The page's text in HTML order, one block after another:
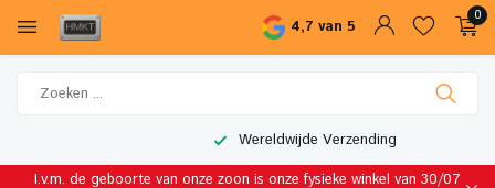
4,7 van 5
0
Wereldwijde Verzending
I.v.m. de geboorte van onze zoon is onze fysieke winkel van 30/07